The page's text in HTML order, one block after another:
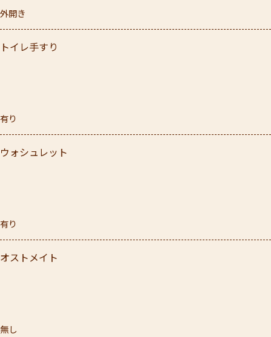
外開き
トイレ手すり
有り
ウォシュレット
有り
オストメイト
無し